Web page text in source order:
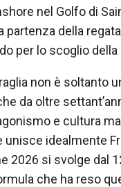
nel Golfo di
partenza della
per lo scoglio della
non è soltanto
da oltre
e cultura
unisce idealmente
2026 si svolge dal
che ha reso